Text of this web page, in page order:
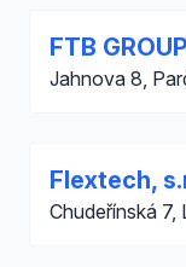
FTB
Jahnova 8,
Flextech,
Chudeřínská 7,